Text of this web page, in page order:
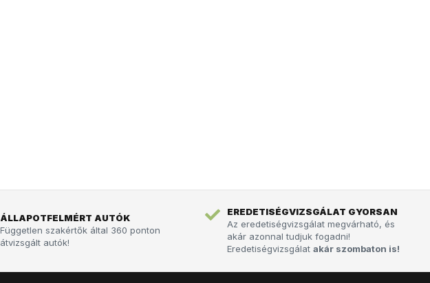
ÁLLAPOTFELMÉRT AUTÓK
Független szakértők által 360 ponton
átvizsgált autók!
EREDETISÉGVIZSGÁLAT GYORSAN
Az eredetiségvizsgálat megvárható, és
akár azonnal tudjuk fogadni!
Eredetiségvizsgálat akár szombaton is!